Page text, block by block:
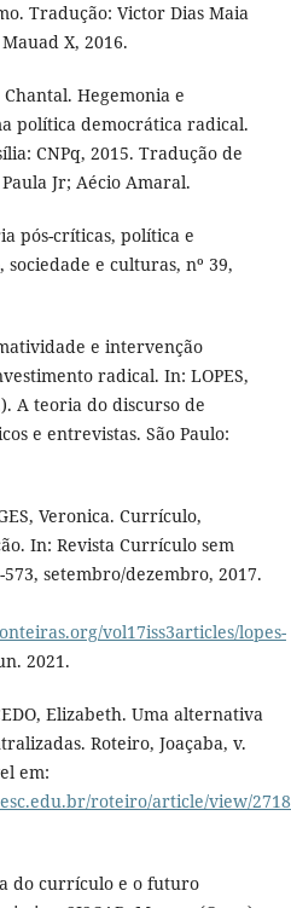
Tradução: Victor Dias Maia
X, 2016.
Chantal. Hegemonia e
política democrática radical.
CNPq, 2015. Tradução de
Jr; Aécio Amaral.
pós-críticas, política e
e culturas, nº 39,
e intervenção
radical. In: LOPES,
A teoria do discurso de
e entrevistas. São Paulo:
Veronica. Currículo,
In: Revista Currículo sem
setembro/dezembro, 2017.
vol17iss3articles/lopes-
2021.
Elizabeth. Uma alternativa
Roteiro, Joaçaba, v.
em:
roteiro/article/view/
do currículo e o futuro